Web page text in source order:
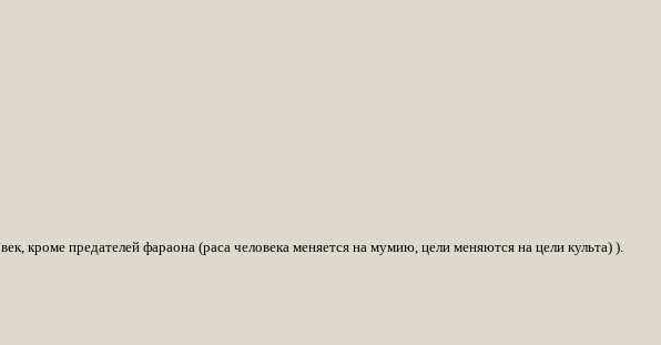
кроме предателей фараона (раса человека меняется на мумию, цели меняются на цели культа) ).